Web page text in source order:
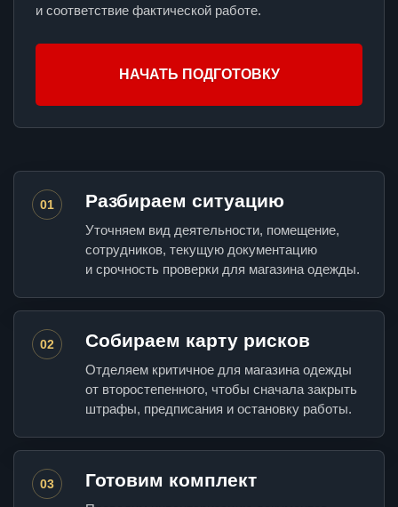
и соответствие фактической работе.
НАЧАТЬ ПОДГОТОВКУ
01 Разбираем ситуацию
Уточняем вид деятельности, помещение,
сотрудников, текущую документацию
и срочность проверки для магазина одежды.
02 Собираем карту рисков
Отделяем критичное для магазина одежды
от второстепенного, чтобы сначала закрыть
штрафы, предписания и остановку работы.
03 Готовим комплект